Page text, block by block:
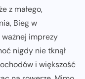
z małego,
Bieg w
imprezy
nigdy nie tknął
i większość